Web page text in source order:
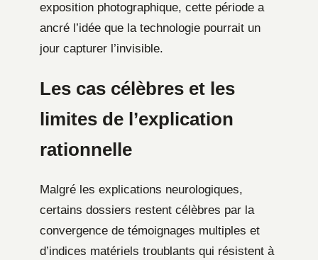
exposition photographique, cette période a
ancré l’idée que la technologie pourrait un
jour capturer l’invisible.
Les cas célèbres et les
limites de l’explication
rationnelle
Malgré les explications neurologiques,
certains dossiers restent célèbres par la
convergence de témoignages multiples et
d’indices matériels troublants qui résistent à